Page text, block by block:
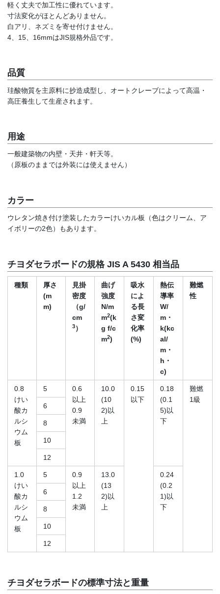
軽く丈夫で加工性に優れています。
寸法変化がほとんどありません。
白アリ、ネズミを寄せ付けません。
4、15、16mmはJIS規格外品です。
品質
珪酸物質を主原料に抄造成型し、オートクレーブによって高温・
高圧養生して生産されます。
用途
一般建築物の内壁・天井・軒天等。
（原板のままでは外装には使えません）
カラー
ウレタン焼き付け塗装したカラーけいカル板（色はクリーム、ア
イボリーの2色）もあります。
チヨダセラボードの規格 JIS A 5430 相当品
種類
厚さ
(m
m)
見掛
密度
（g/
cm
3）
曲げ
強度
N/m
m2(k
g f/c
m2)
吸水
によ
る長
さ変
化率
(%)
熱伝
導率
W/
m・
k(kc
al/
m・
h・
c)
難燃
性
0.8
けい
酸カ
ルシ
ウム
板
5
0.6
以上
0.9
未満
10.0
(10
2)以
上
0.15
以下
0.18
(0.1
5)以
下
難燃
1級
6
8
10
12
1.0
けい
酸カ
ルシ
ウム
板
5
0.9
以上
1.2
未満
13.0
(13
2)以
上
0.24
(0.2
1)以
下
6
8
10
12
チヨダセラボードの標準寸法と重量